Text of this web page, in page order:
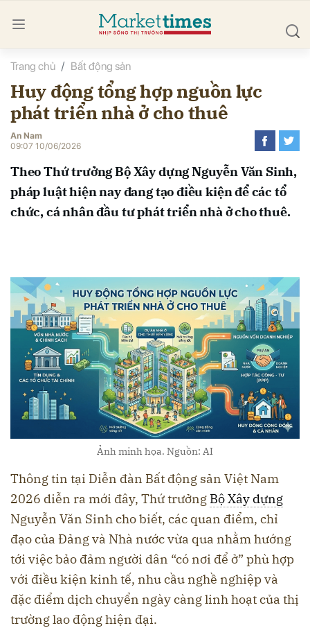
Trang chủ Bất động sản
Huy động tổng hợp nguồn lực
phát triển nhà ở cho thuê
An Nam
09:07 10/06/2026
Theo Thứ trưởng Bộ Xây dựng Nguyễn Văn Sinh,
pháp luật hiện nay đang tạo điều kiện để các tổ
chức, cá nhân đầu tư phát triển nhà ở cho thuê.
Ảnh minh họa. Nguồn: AI
Thông tin tại Diễn đàn Bất động sản Việt Nam
2026 diễn ra mới đây, Thứ trưởng Bộ Xây dựng
Nguyễn Văn Sinh cho biết, các quan điểm, chỉ
đạo của Đảng và Nhà nước vừa qua nhằm hướng
tới việc bảo đảm người dân “có nơi để ở” phù hợp
với điều kiện kinh tế, nhu cầu nghề nghiệp và
đặc điểm dịch chuyển ngày càng linh hoạt của thị
trường lao động hiện đại.
luận
Hủy